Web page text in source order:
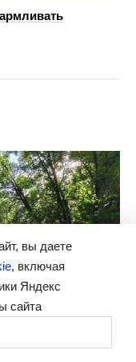
вы даете
, включая
Яндекс
сайта